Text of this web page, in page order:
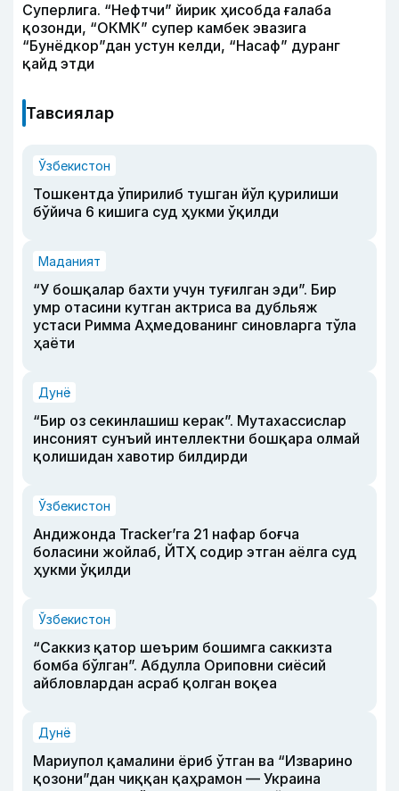
Суперлига. “Нефтчи” йирик ҳисобда ғалаба
қозонди, “ОКМК” супер камбек эвазига
“Бунёдкор”дан устун келди, “Насаф” дуранг
қайд этди
Тавсиялар
Ўзбекистон
Тошкентда ўпирилиб тушган йўл қурилиши
бўйича 6 кишига суд ҳукми ўқилди
Маданият
“У бошқалар бахти учун туғилган эди”. Бир
умр отасини кутган актриса ва дубльяж
устаси Римма Аҳмедованинг синовларга тўла
ҳаёти
Дунё
“Бир оз секинлашиш керак”. Мутахассислар
инсоният сунъий интеллектни бошқара олмай
қолишидан хавотир билдирди
Ўзбекистон
Андижонда Tracker’га 21 нафар боғча
боласини жойлаб, ЙТҲ содир этган аёлга суд
ҳукми ўқилди
Ўзбекистон
“Саккиз қатор шеърим бошимга саккизта
бомба бўлган”. Абдулла Ориповни сиёсий
айбловлардан асраб қолган воқеа
Дунё
Мариупол қамалини ёриб ўтган ва “Изварино
қозони”дан чиққан қаҳрамон — Украина